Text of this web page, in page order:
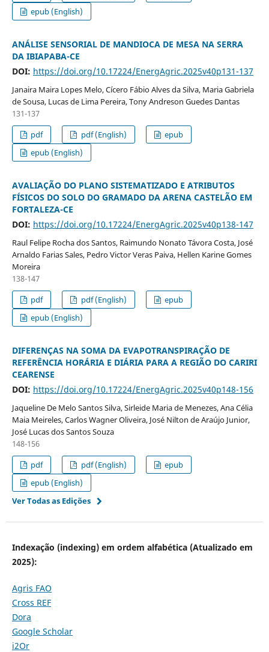
epub (English)
ANÁLISE SENSORIAL DE MANDIOCA DE MESA NA SERRA
DA IBIAPABA-CE
DOI: https://doi.org/10.17224/EnergAgric.2025v40p131-137
Janaira Maira Lopes Melo, Cícero Fábio Alves da Silva, Maria Gabriela
de Sousa, Lucas de Lima Pereira, Tony Andreson Guedes Dantas
131-137
pdf
pdf (English)
epub
epub (English)
AVALIAÇÃO DO PLANO SISTEMATIZADO E ATRIBUTOS
FÍSICOS DO SOLO DO GRAMADO DA ARENA CASTELÃO EM
FORTALEZA-CE
DOI: https://doi.org/10.17224/EnergAgric.2025v40p138-147
Raul Felipe Rocha dos Santos, Raimundo Nonato Távora Costa, José
Arnaldo Farias Sales, Pedro Victor Veras Paiva, Hellen Karine Gomes
Moreira
138-147
pdf
pdf (English)
epub
epub (English)
DIFERENÇAS NA SOMA DA EVAPOTRANSPIRAÇÃO DE
REFERÊNCIA HORÁRIA E DIÁRIA PARA A REGIÃO DO CARIRI
CEARENSE
DOI: https://doi.org/10.17224/EnergAgric.2025v40p148-156
Jaqueline De Melo Santos Silva, Sirleide Maria de Menezes, Ana Célia
Maia Meireles, Carlos Wagner Oliveira, José Nilton de Araújo Junior,
José Lucas dos Santos Souza
148-156
pdf
pdf (English)
epub
epub (English)
Ver Todas as Edições
Indexação (indexing) em ordem alfabética (Atualizado em
2025):
Agris FAO
Cross REF
Dora
Google Scholar
i2Or